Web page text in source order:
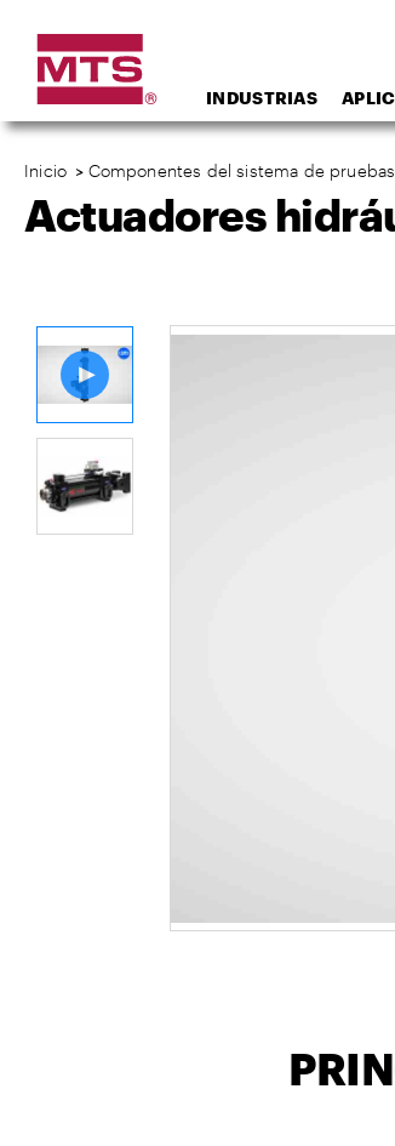
INDUSTRIAS
Inicio > Componentes del sistema de pruebas
Actuadores